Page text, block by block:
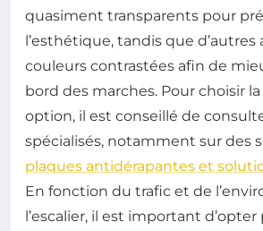
quasiment transparents pour
l’esthétique, tandis que
couleurs contrastées afin de
bord des marches. Pour choisir
option, il est conseillé de
spécialisés, notamment sur des
plaques antidérapantes et
En fonction du trafic et de
l’escalier, il est important